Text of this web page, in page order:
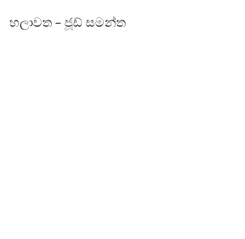
හලාවත – ජූඩ් සමන්ත